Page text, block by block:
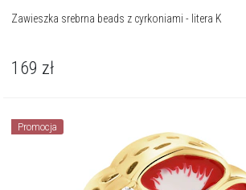
Zawieszka srebrna beads z cyrkoniami - litera K
169 zł
Promocja